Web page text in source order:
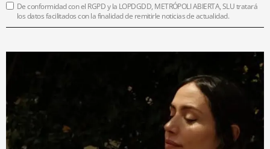
De conformidad con el RGPD y la LOPDGDD, METRÓPOLI ABIERTA, SLU tratará
los datos facilitados con la finalidad de remitirle noticias de actualidad.